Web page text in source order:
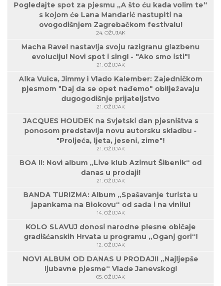
Pogledajte spot za pjesmu „A što ću kada volim te“
s kojom će Lana Mandarić nastupiti na
ovogodišnjem Zagrebačkom festivalu!
24. OŽUJAK
Macha Ravel nastavlja svoju razigranu glazbenu
evoluciju! Novi spot i singl - "Ako smo isti"!
21. OŽUJAK
Alka Vuica, Jimmy i Vlado Kalember: Zajedničkom
pjesmom "Daj da se opet nađemo" obilježavaju
dugogodišnje prijateljstvo
21. OŽUJAK
JACQUES HOUDEK na Svjetski dan pjesništva s
ponosom predstavlja novu autorsku skladbu -
"Proljeća, ljeta, jeseni, zime"!
21. OŽUJAK
BOA II: Novi album „Live klub Azimut Šibenik“ od
danas u prodaji!
21. OŽUJAK
BANDA TURIZMA: Album „Spašavanje turista u
japankama na Biokovu“ od sada i na vinilu!
14. OŽUJAK
KOLO SLAVUJ donosi narodne plesne običaje
gradišćanskih Hrvata u programu „Oganj gori“!
12. OŽUJAK
NOVI ALBUM OD DANAS U PRODAJI! „Najljepše
ljubavne pjesme“ Vlade Janevskog!
05. OŽUJAK